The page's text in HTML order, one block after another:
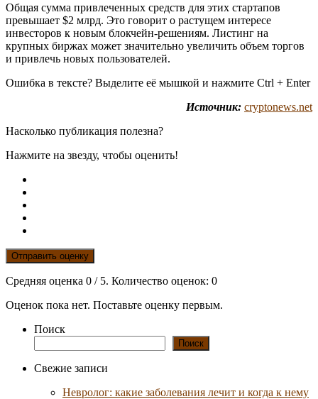
Общая сумма привлеченных средств для этих стартапов
превышает $2 млрд. Это говорит о растущем интересе
инвесторов к новым блокчейн-решениям. Листинг на
крупных биржах может значительно увеличить объем торгов
и привлечь новых пользователей.
Ошибка в тексте? Выделите её мышкой и нажмите Ctrl + Enter
Источник: cryptonews.net
Насколько публикация полезна?
Нажмите на звезду, чтобы оценить!
Отправить оценку
Средняя оценка 0 / 5. Количество оценок: 0
Оценок пока нет. Поставьте оценку первым.
Поиск
Поиск
Свежие записи
Невролог: какие заболевания лечит и когда к нему